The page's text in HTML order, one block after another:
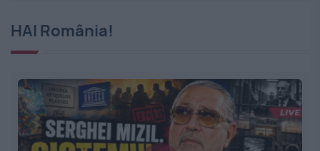
HAI România!